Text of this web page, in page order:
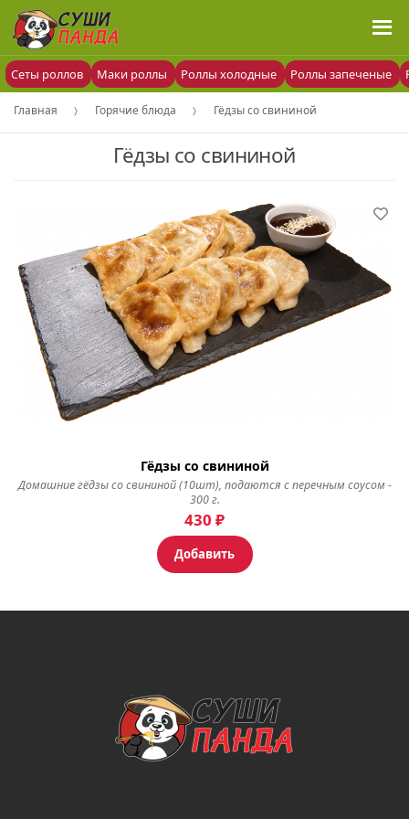
Сеты роллов Маки роллы Роллы холодные Роллы запеченые
Главная Горячие блюда Гёдзы со свининой
Гёдзы со свининой
Гёдзы со свининой
Домашние гёдзы со свининой (10шт), подаются с перечным соусом -
300 г.
430 ₽
Добавить